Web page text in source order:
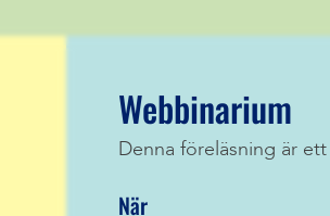
Webbinarium
Denna föreläsning är
När